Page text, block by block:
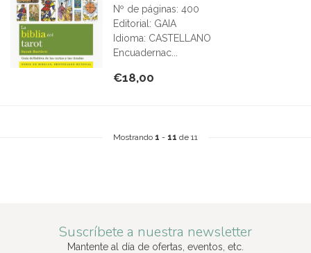
Nº de páginas: 400
Editorial: GAIA
Idioma: CASTELLANO
Encuadernac...
€18,00
Mostrando 1 - 11 de 11
Suscríbete a nuestra newsletter
Mantente al día de ofertas, eventos, etc.